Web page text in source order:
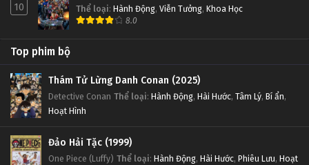
10 Thể loại: Hành Động, Viễn Tưởng, Khoa Học
8.0
Top phim bộ
Thám Tử Lừng Danh Conan (2025)
Detective Conan Thể loại: Hành Động, Hài Hước, Tâm Lý, Bí ẩn,
Hoạt Hình
Đảo Hải Tặc (1999)
One Piece (Luffy) Thể loại: Hành Động, Hài Hước, Phiêu Lưu, Hoạt